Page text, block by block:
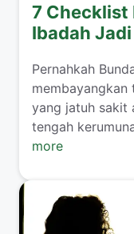
7 Checklist
Ibadah
​Pernahkah
yang jatuh sakit
tengah
more